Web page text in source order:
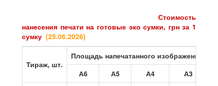
Стоимость
нанесения печати на готовые эко сумки, грн за 1
сумку (25.06.2026)
Тираж, шт.
Площадь напечатанного изображения
А6
А5 А4
А3